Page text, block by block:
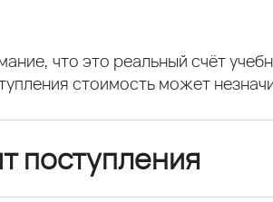
что это реальный счёт
стоимость может
поступления